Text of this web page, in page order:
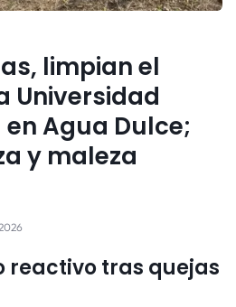
limpian el
Universidad
Agua Dulce;
y maleza
reactivo tras quejas